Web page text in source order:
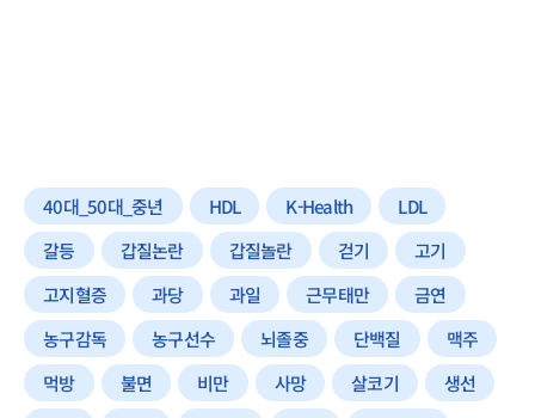
40대_50대_중년 HDL K-Health
LDL
갈등
갑질논란 갑질놀란 걷기
고기
고지혈증
과당 과일 근무태만
금연
농구감독
농구선수 뇌졸중 단백질
맥주
먹방
불면 비만 사망 살코기
생선